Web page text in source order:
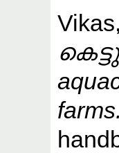
farms.